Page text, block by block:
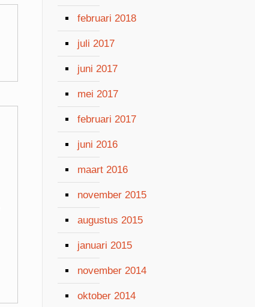
februari 2018
juli 2017
juni 2017
mei 2017
februari 2017
juni 2016
maart 2016
november 2015
augustus 2015
januari 2015
november 2014
oktober 2014